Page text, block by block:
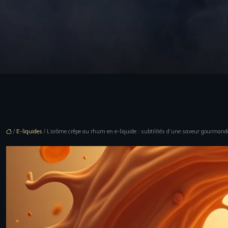
/ E-liquides / L’arôme crêpe au rhum en e-liquide : subtilités d’une saveur